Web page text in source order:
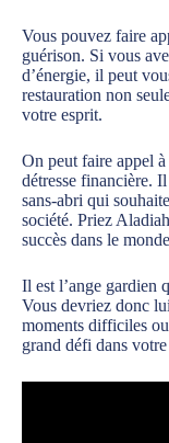
Vous pouvez faire
guérison. Si vous
d’énergie, il peut
restauration non
votre esprit.
On peut faire appel
détresse financière.
sans-abri qui
société. Priez
succès dans le
Il est l’ange gardien
Vous devriez donc
moments difficiles
grand défi dans